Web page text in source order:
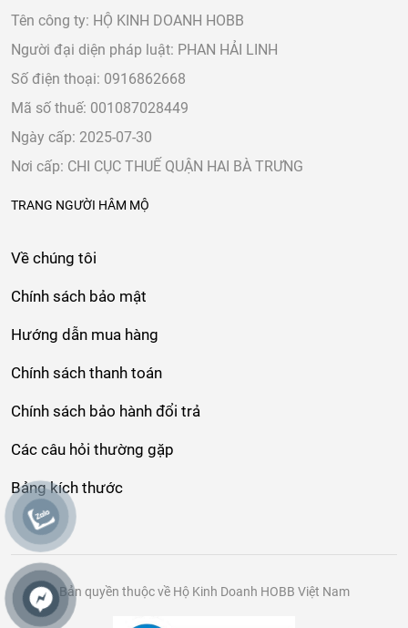
Tên công ty: HỘ KINH DOANH HOBB
Người đại diện pháp luật: PHAN HẢI LINH
Số điện thoại: 0916862668
Mã số thuế: 001087028449
Ngày cấp: 2025-07-30
Nơi cấp: CHI CỤC THUẾ QUẬN HAI BÀ TRƯNG
TRANG NGƯỜI HÂM MỘ
Về chúng tôi
Chính sách bảo mật
Hướng dẫn mua hàng
Chính sách thanh toán
Chính sách bảo hành đổi trả
Các câu hỏi thường gặp
Bảng kích thước
Bản quyền thuộc về Hộ Kinh Doanh HOBB Việt Nam